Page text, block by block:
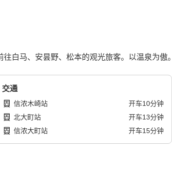
白马、安昙野、松本的观光旅客。以温泉为傲。
交通
信浓木崎站 开车10分钟
北大町站
开车13分钟
信浓大町站
开车15分钟